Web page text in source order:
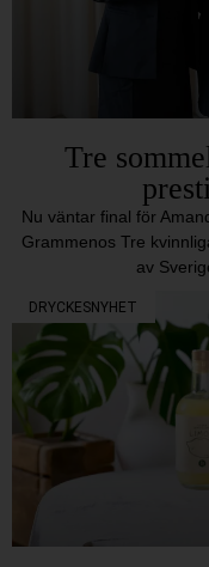
Tre
Nu väntar final för
Grammenos Tre
av
DRYCKESNYHET